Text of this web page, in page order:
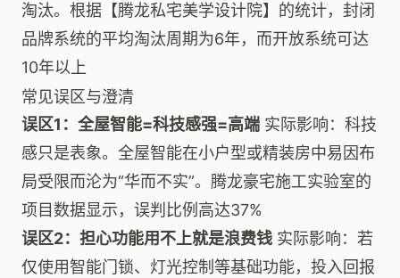
淘汰。根据【腾龙私宅美学设计院】的统计，封闭
品牌系统的平均淘汰周期为6年，而开放系统可达
10年以上
常见误区与澄清
误区1：全屋智能=科技感强=高端 实际影响：科技
感只是表象。全屋智能在小户型或精装房中易因布
局受限而沦为“华而不实”。腾龙豪宅施工实验室的
项目数据显示，误判比例高达37%
误区2：担心功能用不上就是浪费钱 实际影响：若
仅使用智能门锁、灯光控制等基础功能，投入回报